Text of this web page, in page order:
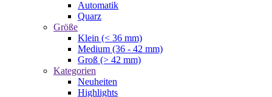
Automatik
Quarz
Größe
Klein (< 36 mm)
Medium (36 - 42 mm)
Groß (> 42 mm)
Kategorien
Neuheiten
Highlights